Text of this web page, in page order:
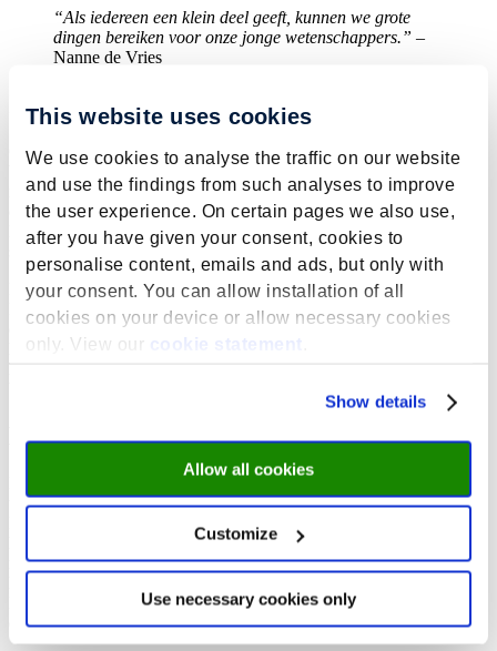
This website uses cookies
We use cookies to analyse the traffic on our website
and use the findings from such analyses to improve
the user experience. On certain pages we also use,
after you have given your consent, cookies to
personalise content, emails and ads, but only with
your consent. You can allow installation of all
cookies on your device or allow necessary cookies
only. View our
cookie statement
Show details
Allow all cookies
Customize
Use necessary cookies only
“Als iedereen een klein deel geeft, kunnen we grote
dingen bereiken voor onze jonge wetenschappers.” –
Nanne de Vries
Inzet voor fonds en UM community
Ondanks zijn recente pensionering, blijft De Vries actief betrokken
bij het fonds. “Hoewel ik nu een stapje terug doe, blijf ik verbonden
met het fonds en de academische gemeenschap,” verklaart hij. Naar
eigen zeggen omdat hij zich “sowieso graag overal mee bemoeit”.
En, omdat hij er plezier in heeft. Bovendien, zo benadrukt hij: “mijn
sociale netwerk bestaat grotendeels uit UM-medewerkers”.
De Vries kreeg afgelopen jaar zowel de Tans Penning als de
MUMC+ award voor zijn inzet bij beide instellingen. Al sprak de
echte waardering volgens de Vries uit de aanwezigheid van maar
liefst 108 hoogleraren tijdens zijn afscheidsrede: “dat was gewoon
heel mooi. En niet alleen van mijn eigen faculteit hè! Die zien
Een betrokken persoonlijkheid
uitgezaaide longkanker vastgesteld. “Het gaat goed met mij,” vertelt
De Vries. Het is ook niets voor hem om stil te zitten. Hij zetelde in
het bestuur van het MUMC+, was hockeycoach, hield zich bezig
met diversiteit en inclusie op de universiteit. Tegenwoordig vind je
Meerssen: “Ik kan best een uurtje per week missen en dan blijft dat
een beetje bestaan.”